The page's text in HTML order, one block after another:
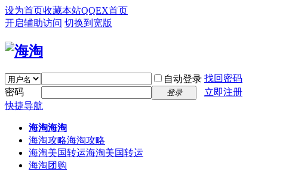
设为首页收藏本站QQEX首页
开启辅助访问 切换到宽版
自动登录 找回密码
密码
登录
立即注册
快捷导航
海淘海淘
海淘攻略海淘攻略
海淘美国转运海淘美国转运
海淘团购